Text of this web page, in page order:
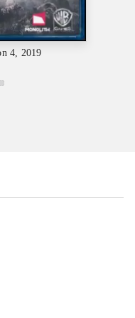
4, 2019